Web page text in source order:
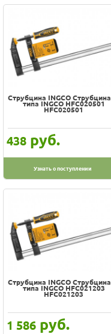
Струбцина INGCO
типа INGCO HFC020501
HFC020501
438 руб.
Узнать о поступлении
Струбцина INGCO
типа INGCO HFC021203
HFC021203
1 586 руб.